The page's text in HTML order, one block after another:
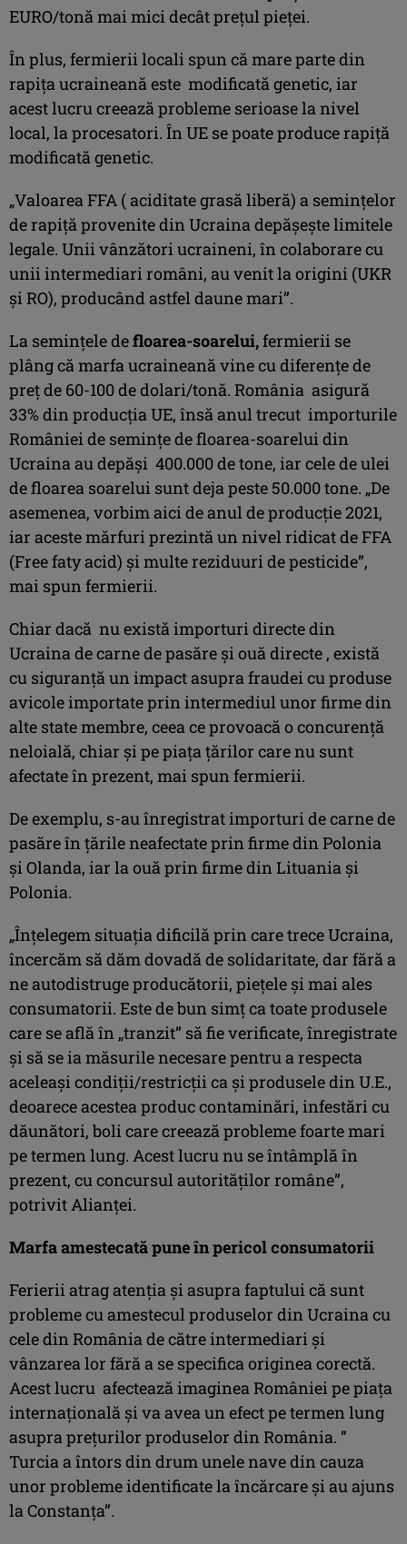
EURO/tonă mai mici decât prețul pieței.
În plus, fermierii locali spun că mare parte din
rapița ucraineană este modificată genetic, iar
acest lucru creează probleme serioase la nivel
local, la procesatori. În UE se poate produce rapiță
modificată genetic.
„Valoarea FFA ( aciditate grasă liberă) a semințelor
de rapiță provenite din Ucraina depășește limitele
legale. Unii vânzători ucraineni, în colaborare cu
unii intermediari români, au venit la origini (UKR
și RO), producând astfel daune mari”.
La semințele defloarea-soarelui,fermierii se
plâng că marfa ucraineană vine cu diferențe de
preț de 60-100 de dolari/tonă. România asigură
33% din producția UE, însă anul trecut importurile
României de semințe de floarea-soarelui din
Ucraina au depăși 400.000 de tone, iar cele de ulei
de floarea soarelui sunt deja peste 50.000 tone. „De
asemenea, vorbim aici de anul de producție 2021,
iar aceste mărfuri prezintă un nivel ridicat de FFA
(Free faty acid) și multe reziduuri de pesticide”,
mai spun fermierii.
Chiar dacă nu există importuri directe din
Ucraina de carne de pasăre și ouă directe , există
cu siguranță un impact asupra fraudei cu produse
avicole importate prin intermediul unor firme din
alte state membre, ceea ce provoacă o concurență
neloială, chiar și pe piața țărilor care nu sunt
afectate în prezent, mai spun fermierii.
De exemplu, s-au înregistrat importuri de carne de
pasăre în țările neafectate prin firme din Polonia
și Olanda, iar la ouă prin firme din Lituania și
Polonia.
„Înțelegem situația dificilă prin care trece Ucraina,
încercăm să dăm dovadă de solidaritate, dar fără a
ne autodistruge producătorii, piețele și mai ales
consumatorii. Este de bun simț ca toate produsele
care se află în „tranzit” să fie verificate, înregistrate
și să se ia măsurile necesare pentru a respecta
aceleași condiții/restricții ca și produsele din U.E.,
deoarece acestea produc contaminări, infestări cu
dăunători, boli care creează probleme foarte mari
pe termen lung. Acest lucru nu se întâmplă în
prezent, cu concursul autorităților române”,
potrivit Alianței.
Marfa amestecată pune în pericol consumatorii
Ferierii atrag atenția și asupra faptului că sunt
probleme cu amestecul produselor din Ucraina cu
cele din România de către intermediari și
vânzarea lor fără a se specifica originea corectă.
Acest lucru afectează imaginea României pe piața
internațională și va avea un efect pe termen lung
asupra prețurilor produselor din România. ”
Turcia a întors din drum unele nave din cauza
unor probleme identificate la încărcare și au ajuns
la Constanța”.